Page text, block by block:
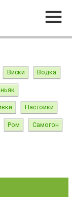
Меню
Виски Водка
Настойки
Ром Самогон